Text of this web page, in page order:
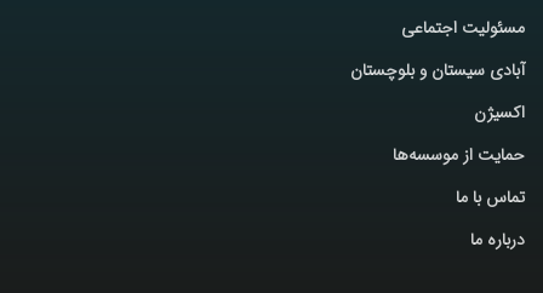
مسئولیت اجتماعی
آبادی سیستان و بلوچستان
اکسیژن
حمایت از موسسه‌ها
تماس با ما
درباره ما